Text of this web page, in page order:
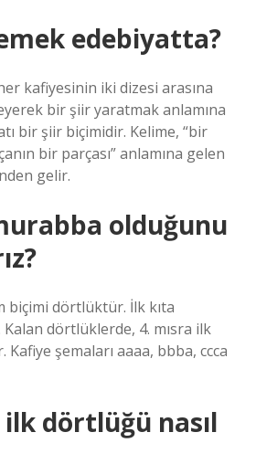
edebiyatta?
kafiyesinin iki dizesi arasına
bir şiir yaratmak anlamına
bir şiir biçimidir. Kelime, “bir
bir parçası” anlamına gelen
gelir.
olduğunu
biçimi dörtlüktür. İlk kıta
dörtlüklerde, 4. mısra ilk
şemaları aaaa, bbba, ccca
ilk dörtlüğü nasıl